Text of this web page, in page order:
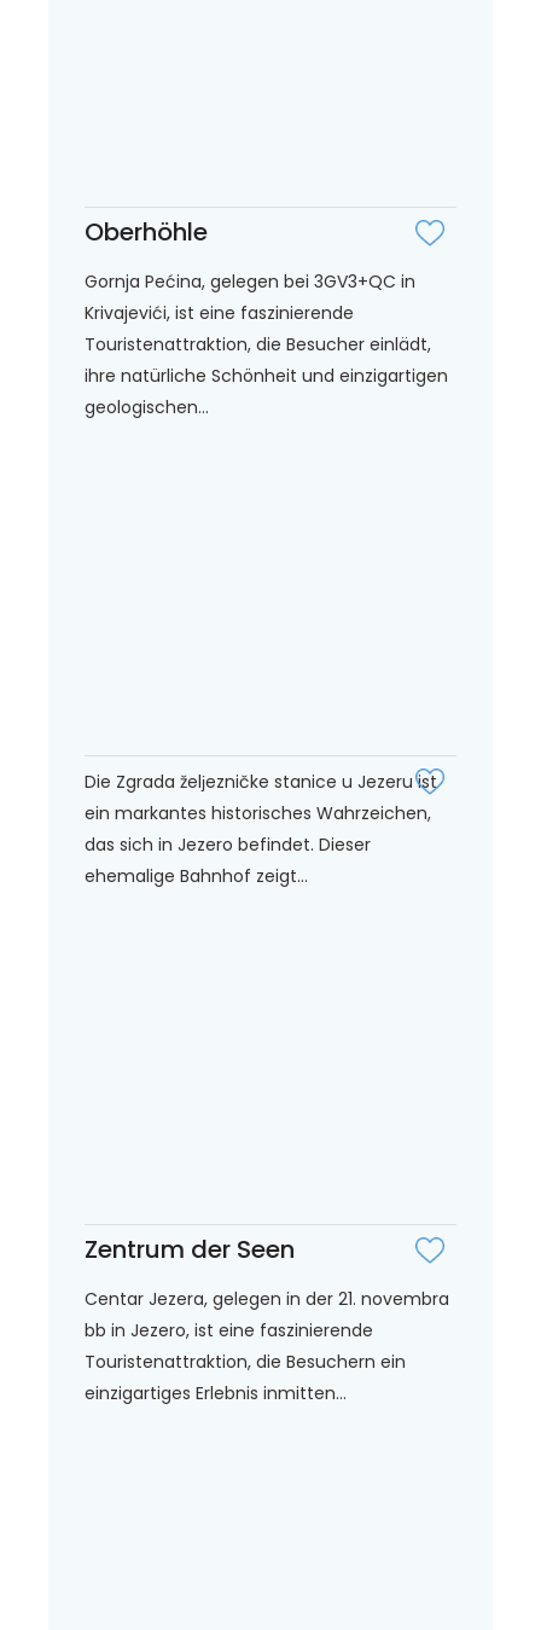
Oberhöhle
Gornja Pećina, gelegen bei 3GV3+QC in
Krivajevići, ist eine faszinierende
Touristenattraktion, die Besucher einlädt,
ihre natürliche Schönheit und einzigartigen
geologischen...
Die Zgrada želјezničke stanice u Jezeru ist
ein markantes historisches Wahrzeichen,
das sich in Jezero befindet. Dieser
ehemalige Bahnhof zeigt...
Zentrum der Seen
Centar Jezera, gelegen in der 21. novembra
bb in Jezero, ist eine faszinierende
Touristenattraktion, die Besuchern ein
einzigartiges Erlebnis inmitten...